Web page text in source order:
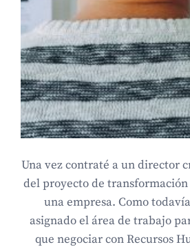
Una vez contraté a un director
del proyecto de
una empresa. Como
asignado el área de trabajo
que negociar con Recursos